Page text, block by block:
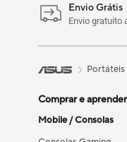
Envio Grátis
Envio gratuito
Portáteis
Comprar e aprender
Mobile / Consolas